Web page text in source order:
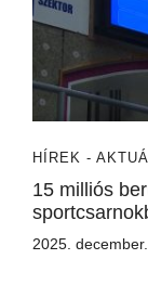
HÍREK -
15 milliós
2025.